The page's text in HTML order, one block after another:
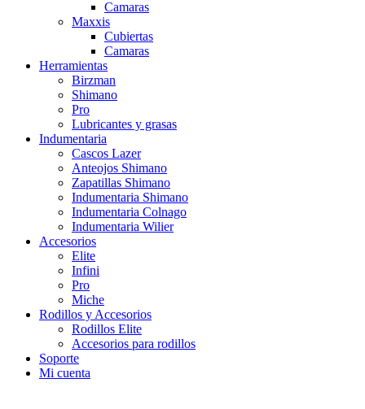
Camaras
Maxxis
Cubiertas
Camaras
Herramientas
Birzman
Shimano
Pro
Lubricantes y grasas
Indumentaria
Cascos Lazer
Anteojos Shimano
Zapatillas Shimano
Indumentaria Shimano
Indumentaria Colnago
Indumentaria Wilier
Accesorios
Elite
Infini
Pro
Miche
Rodillos y Accesorios
Rodillos Elite
Accesorios para rodillos
Soporte
Mi cuenta